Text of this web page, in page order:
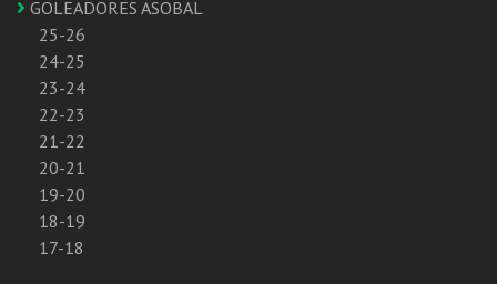
GOLEADORES ASOBAL
25-26
24-25
23-24
22-23
21-22
20-21
19-20
18-19
17-18